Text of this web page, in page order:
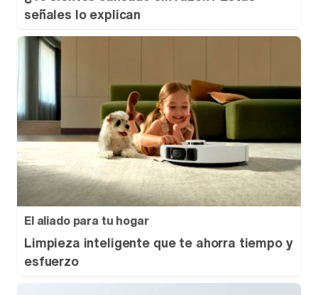
señales lo explican
El aliado para tu hogar
Limpieza inteligente que te ahorra tiempo y
esfuerzo